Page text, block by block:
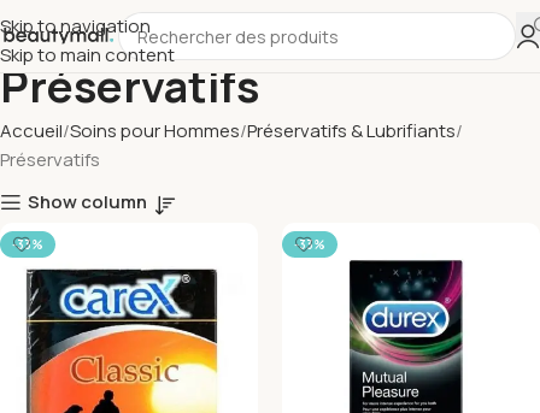
Skip to navigation
Skip to main content
Préservatifs
Accueil Soins pour Hommes Préservatifs & Lubrifiants
Préservatifs
Show column
-33% -33%